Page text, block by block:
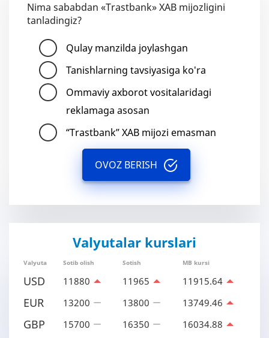
Nima sababdan «Trastbank» XAB mijozligini
tanladingiz?
Qulay manzilda joylashgan
Tanishlarning tavsiyasiga ko'ra
Ommaviy axborot vositalaridagi
reklamaga asosan
“Trastbank” XAB mijozi emasman
OVOZ BERISH
Valyutalar kurslari
Valyuta Sotib olish Sotish MB kursi
USD 11880 11965 11915.64
EUR 13200 13800 13749.46
GBP 15700 16350 16034.88